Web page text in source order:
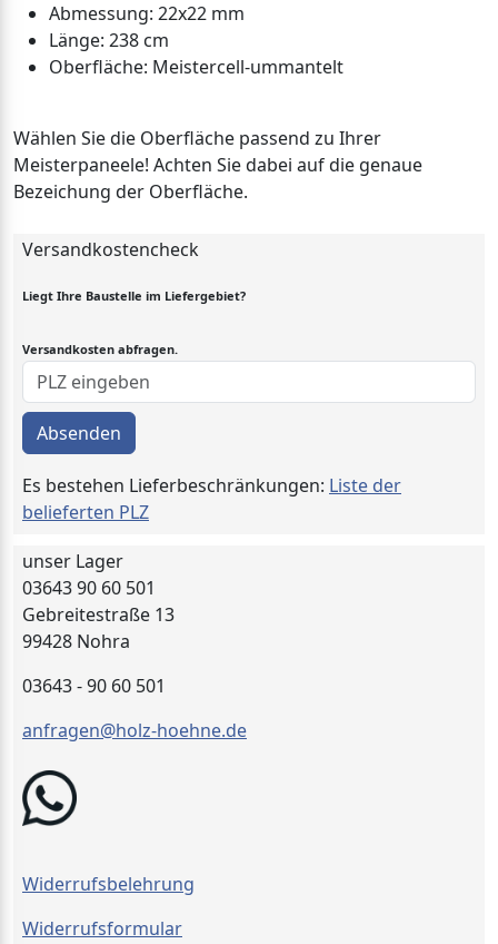
Abmessung: 22x22 mm
Länge: 238 cm
Oberfläche: Meistercell-ummantelt
Wählen Sie die Oberfläche passend zu Ihrer
Meisterpaneele! Achten Sie dabei auf die genaue
Bezeichung der Oberfläche.
Versandkostencheck
Liegt Ihre Baustelle im Liefergebiet?
Versandkosten abfragen.
Absenden
Es bestehen Lieferbeschränkungen: Liste der
belieferten PLZ
unser Lager
03643 90 60 501
Gebreitestraße 13
99428 Nohra
03643 - 90 60 501
anfragen@holz-hoehne.de
Widerrufsbelehrung
Widerrufsformular